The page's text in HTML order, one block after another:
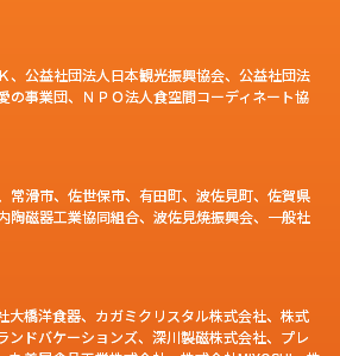
、公益社団法人日本観光振興協会、公益社団法
の事業団、ＮＰＯ法人食空間コーディネート協
常滑市、佐世保市、有田町、波佐見町、佐賀県
陶磁器工業協同組合、波佐見焼振興会、一般社
大橋洋食器、カガミクリスタル株式会社、株式
ンドバケーションズ、深川製磁株式会社、プレ